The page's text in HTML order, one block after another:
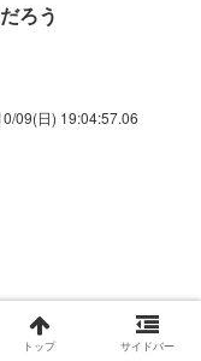
ろう
09(日) 19:04:57.06
09(日) 19:11:39.88
トップ サイドバー